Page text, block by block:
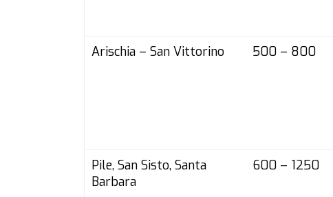
Arischia – San Vittorino
500 – 800
Pile, San Sisto, Santa
Barbara
600 – 1250